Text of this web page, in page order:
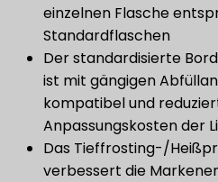
einzelnen Flasche
Standardflaschen
Der standardisierte
ist mit gängigen
kompatibel und
Anpassungskosten der
Das Tieffrosting-/
verbessert die